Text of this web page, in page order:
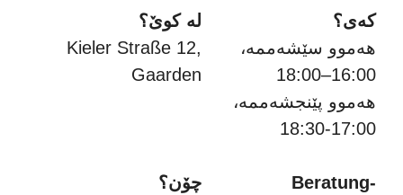
لە کوێ؟
Kieler Straße 12,
Gaarden
کەی؟
هەموو سێشەممە،
16:00–18:00
هەموو پێنجشەممە،
17:00-18:30
چۆن؟
Beratung-